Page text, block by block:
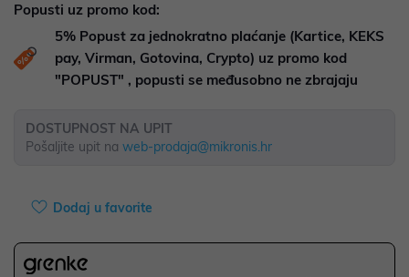
Popusti uz promo kod:
5% Popust za jednokratno plaćanje (Kartice, KEKS
pay, Virman, Gotovina, Crypto) uz promo kod
"POPUST" , popusti se međusobno ne zbrajaju
DOSTUPNOST NA UPIT
Pošaljite upit na web-prodaja@mikronis.hr
Dodaj u favorite